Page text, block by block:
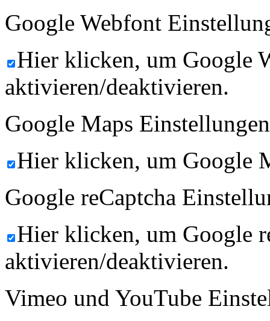
Google Webfont
Hier klicken, um Google
aktivieren/deaktivieren.
Google Maps
Hier klicken, um Google
Google reCaptcha
Hier klicken, um Google
aktivieren/deaktivieren.
Vimeo und YouTube